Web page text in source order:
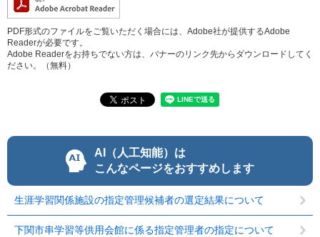
PDF形式のファイルをご覧いただく場合には、Adobe社が提供するAdobe
Readerが必要です。
Adobe Readerをお持ちでない方は、バナーのリンク先からダウンロードしてく
ださい。（無料）
AI（人工知能）は
こんなページをおすすめします
生涯学習関係施設の指定管理候補者の選定結果について
下関市串学習等供用会館に係る指定管理者の指定について